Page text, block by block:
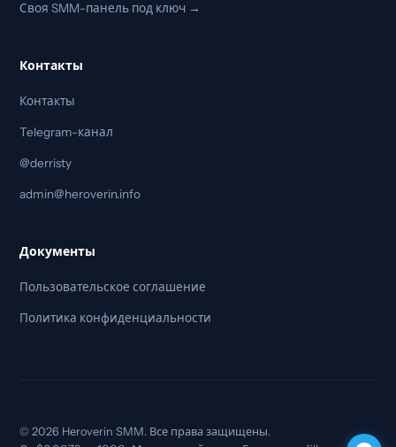
Своя SMM-панель под ключ →
Контакты
Контакты
Telegram-канал
@derristy
admin@heroverin.info
Документы
Пользовательское соглашение
Политика конфиденциальности
© 2026 Heroverin SMM. Все права защищены.